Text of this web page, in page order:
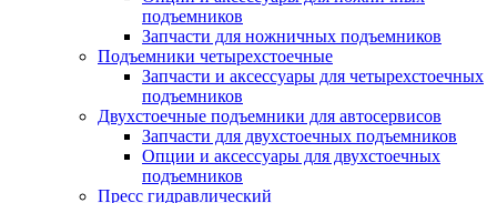
подъемников
Запчасти для ножничных подъемников
Подъемники четырехстоечные
Запчасти и аксессуары для четырехстоечных
подъемников
Двухстоечные подъемники для автосервисов
Запчасти для двухстоечных подъемников
Опции и аксессуары для двухстоечных
подъемников
Пресс гидравлический